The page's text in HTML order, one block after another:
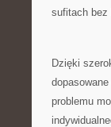
sufitach bez
Dzięki
problemu